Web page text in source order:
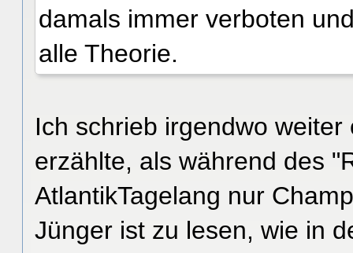
damals immer verboten
alle Theorie.
Ich schrieb irgendwo
erzählte, als während des
AtlantikTagelang nur
Jünger ist zu lesen, wie in